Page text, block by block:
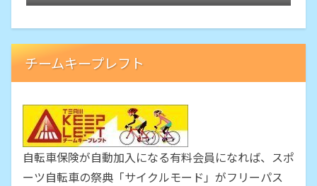
チームキープレフト
自転車保険が自動加入になる有料会員になれば、スポ
ーツ自転車の祭典「サイクルモード」がフリーパス